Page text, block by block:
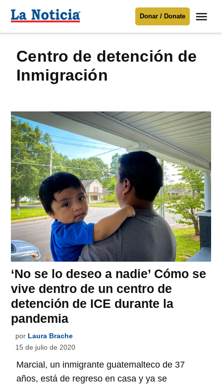
Para mantenerte informado necesitamostu apoyo
contenido
Noticia
Donar / Donate
Centro de detención de
Inmigración
‘No se lo deseo a nadie’ Cómo se
vive dentro de un centro de
detención de ICE durante la
pandemia
por Laura Brache
15 de julio de 2020
Marcial, un inmigrante guatemalteco de 37
años, está de regreso en casa y ya se